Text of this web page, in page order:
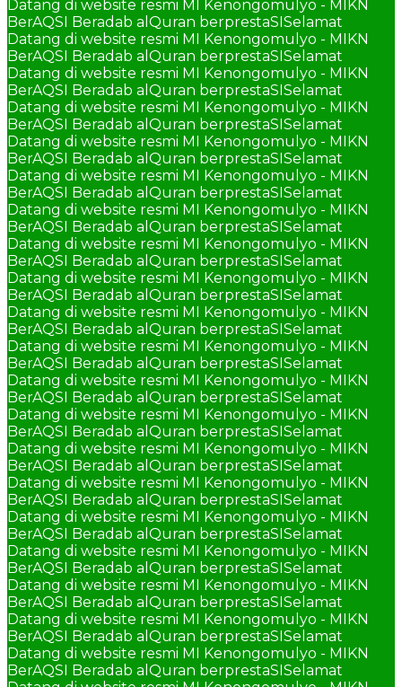
Datang di website resmi MI Kenongomulyo - MIKN
BerAQSI Beradab alQuran berprestaSISelamat
Datang di website resmi MI Kenongomulyo - MIKN
BerAQSI Beradab alQuran berprestaSISelamat
Datang di website resmi MI Kenongomulyo - MIKN
BerAQSI Beradab alQuran berprestaSISelamat
Datang di website resmi MI Kenongomulyo - MIKN
BerAQSI Beradab alQuran berprestaSISelamat
Datang di website resmi MI Kenongomulyo - MIKN
BerAQSI Beradab alQuran berprestaSISelamat
Datang di website resmi MI Kenongomulyo - MIKN
BerAQSI Beradab alQuran berprestaSISelamat
Datang di website resmi MI Kenongomulyo - MIKN
BerAQSI Beradab alQuran berprestaSISelamat
Datang di website resmi MI Kenongomulyo - MIKN
BerAQSI Beradab alQuran berprestaSISelamat
Datang di website resmi MI Kenongomulyo - MIKN
BerAQSI Beradab alQuran berprestaSISelamat
Datang di website resmi MI Kenongomulyo - MIKN
BerAQSI Beradab alQuran berprestaSISelamat
Datang di website resmi MI Kenongomulyo - MIKN
BerAQSI Beradab alQuran berprestaSISelamat
Datang di website resmi MI Kenongomulyo - MIKN
BerAQSI Beradab alQuran berprestaSISelamat
Datang di website resmi MI Kenongomulyo - MIKN
BerAQSI Beradab alQuran berprestaSISelamat
Datang di website resmi MI Kenongomulyo - MIKN
BerAQSI Beradab alQuran berprestaSISelamat
Datang di website resmi MI Kenongomulyo - MIKN
BerAQSI Beradab alQuran berprestaSISelamat
Datang di website resmi MI Kenongomulyo - MIKN
BerAQSI Beradab alQuran berprestaSISelamat
Datang di website resmi MI Kenongomulyo - MIKN
BerAQSI Beradab alQuran berprestaSISelamat
Datang di website resmi MI Kenongomulyo - MIKN
BerAQSI Beradab alQuran berprestaSISelamat
Datang di website resmi MI Kenongomulyo - MIKN
BerAQSI Beradab alQuran berprestaSISelamat
Datang di website resmi MI Kenongomulyo - MIKN
BerAQSI Beradab alQuran berprestaSISelamat